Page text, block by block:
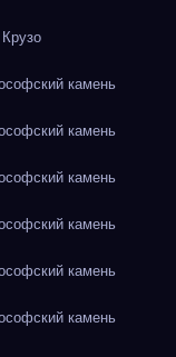
камень
камень
камень
камень
камень
камень